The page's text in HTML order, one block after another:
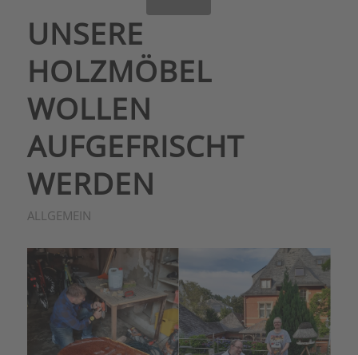
UNSERE
HOLZMÖBEL
WOLLEN
AUFGEFRISCHT
WERDEN
ALLGEMEIN